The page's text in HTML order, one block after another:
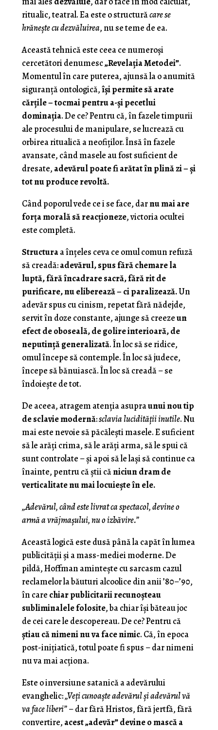
ritualic, teatral. Ea este o structurăcare se
hrănește cu dezvăluirea, nu se teme de ea.
Această tehnică este ceea ce numeroşi
cercetători denumesc„Revelația Metodei”.
Momentul în care puterea, ajunsă la o anumită
siguranță ontologică,își permite să arate
cărțile – tocmai pentru a-și pecetlui
dominația. De ce? Pentru că, în fazele timpurii
ale procesului de manipulare, se lucrează cu
orbirea ritualică a neofiților. Însă în fazele
avansate, când masele au fost suficient de
dresate, adevărul poate fi arătat în plină zi – și
tot nu produce revoltă.
Când poporul vede ce i se face, darnu mai are
forța morală să reacționeze, victoria ocultei
este completă.
Structuraa înțeles ceva ce omul comun refuză
să creadă:adevărul, spus fără chemare la
luptă, fără încadrare sacră, fără rit de
purificare, nu eliberează – ci paralizează.Un
adevăr spus cu cinism, repetat fără nădejde,
servit în doze constante, ajunge să creezeun
efect de oboseală, de golire interioară, de
neputință generalizată. În loc să se ridice,
omul începe să contemple. În loc să judece,
începe să bănuiască. În loc să creadă – se
îndoiește de tot.
De aceea, atragem atenția asupraunui nou tip
de sclavie modernă:sclavia lucidității inutile. Nu
mai este nevoie să păcălești masele. E suficient
să le arăți crima, să le arăți arma, să le spui că
sunt controlate – și apoi să le lași să continue ca
înainte, pentru că știi căniciun dram de
verticalitate nu mai locuiește în ele.
„Adevărul, când este livrat ca spectacol, devine o
armă a vrăjmașului, nu o izbăvire.”
Această logică este dusă până la capăt în lumea
publicității și a mass-mediei moderne. De
pildă, Hoffman amintește cu sarcasm cazul
reclamelor la băuturi alcoolice din anii ’80–’90,
în care chiar publicitarii recunoșteau
subliminalele folosite, ba chiar își băteau joc
de cei care le descopereau. De ce? Pentru că
știau că nimeni nu va face nimic. Că, în epoca
post-inițiatică, totul poate fi spus – dar nimeni
nu va mai acționa.
Este o inversiune satanică a adevărului
evanghelic:„Veți cunoaște adevărul și adevărul vă
va face liberi”– dar fără Hristos, fără jertfă, fără
convertire, acest „adevăr” devine o mască a